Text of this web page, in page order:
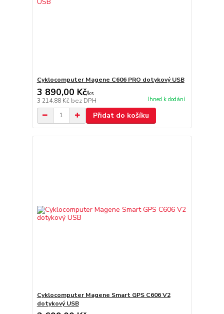
Cyklocomputer Magene C606 PRO dotykový USB
3 890,00 Kč/ks
3 214,88 Kč bez DPH Ihned k dodání
Přidat do košíku
Cyklocomputer Magene Smart GPS C606 V2
dotykový USB